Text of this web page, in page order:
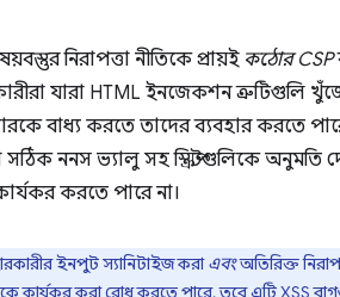
নিরাপত্তা নীতিকে প্রায়ই কঠোর CSP
যারা HTML ইনজেকশন ত্রুটিগুলি
বাধ্য করতে তাদের ব্যবহার করতে
সঠিক ননস ভ্যালু সহ স্ক্রিপ্টগুলিকে
কার্যকর করতে পারে না।
ইনপুট স্যানিটাইজ করাএবংঅতিরিক্ত
কার্যকর করা রোধ করতে পারে, তবে এটি XSS